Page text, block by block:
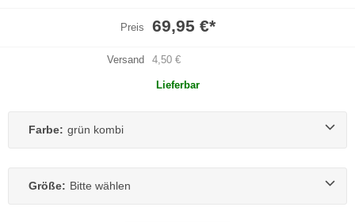
Preis 69,95 €*
Versand 4,50 €
Lieferbar
Farbe: grün kombi
Größe: Bitte wählen